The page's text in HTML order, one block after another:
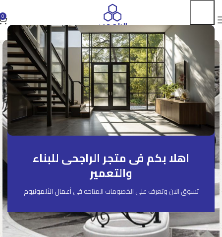
اهلا بكم فى متجر الراجحى للبناء
والتعمير
تسوق الان وتعرف على الخصومات المتاحه فىأعمال الألمونيوم
0